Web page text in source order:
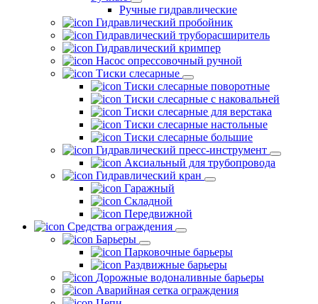
Ручные гидравлические
Гидравлический пробойник
Гидравлический труборасширитель
Гидравлический кримпер
Насос опрессовочный ручной
Тиски слесарные
Тиски слесарные поворотные
Тиски слесарные с наковальней
Тиски слесарные для верстака
Тиски слесарные настольные
Тиски слесарные большие
Гидравлический пресс-инструмент
Аксиальный для трубопровода
Гидравлический кран
Гаражный
Складной
Передвижной
Средства ограждения
Барьеры
Парковочные барьеры
Раздвижные барьеры
Дорожные водоналивные барьеры
Аварийная сетка ограждения